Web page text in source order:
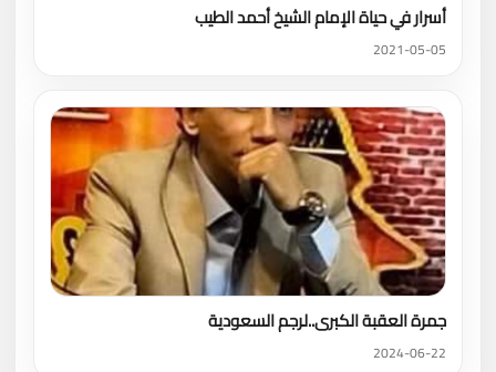
أسرار في حياة الإمام الشيخ أحمد الطيب
2021-05-05
جمرة العقبة الكبرى..لرجم السعودية
2024-06-22